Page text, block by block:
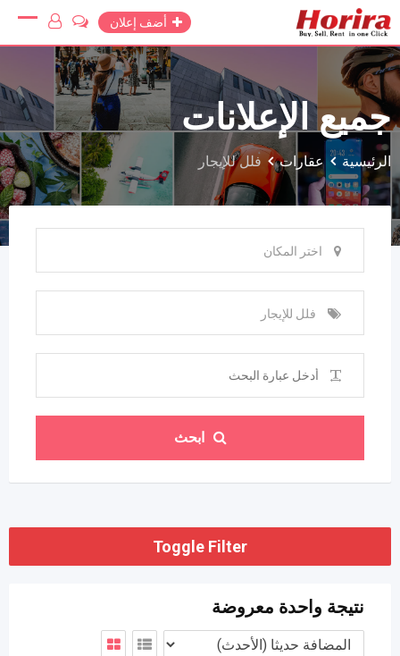
Skip
content
أضف إعلان
جميع الإعلانات
الرئيسية عقارات فلل للإيجار
اختر المكان
فلل للإيجار
ابحث
Toggle Filter
نتيجة واحدة معروضة